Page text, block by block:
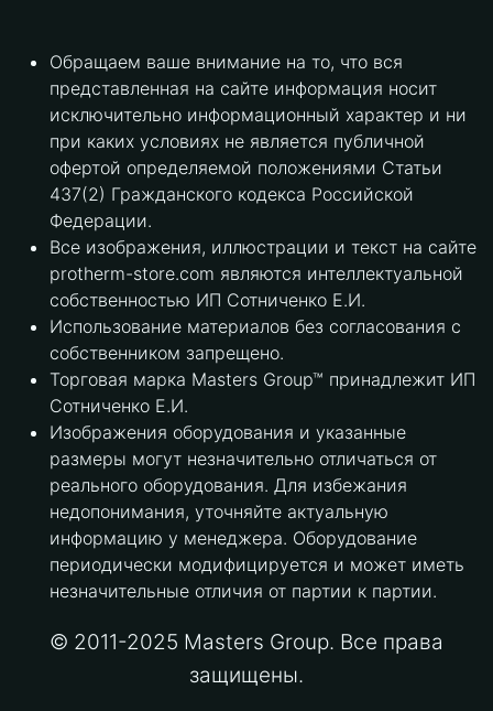
Обращаем ваше внимание на то, что вся
представленная на сайте информация носит
исключительно информационный характер и ни
при каких условиях не является публичной
офертой определяемой положениями Статьи
437(2) Гражданского кодекса Российской
Федерации.
Все изображения, иллюстрации и текст на сайте
protherm-store.com являются интеллектуальной
собственностью ИП Сотниченко Е.И.
Использование материалов без согласования с
собственником запрещено.
Торговая марка Masters Group™ принадлежит ИП
Сотниченко Е.И.
Изображения оборудования и указанные
размеры могут незначительно отличаться от
реального оборудования. Для избежания
недопонимания, уточняйте актуальную
информацию у менеджера. Оборудование
периодически модифицируется и может иметь
незначительные отличия от партии к партии.
© 2011-2025 Masters Group. Все права
защищены.